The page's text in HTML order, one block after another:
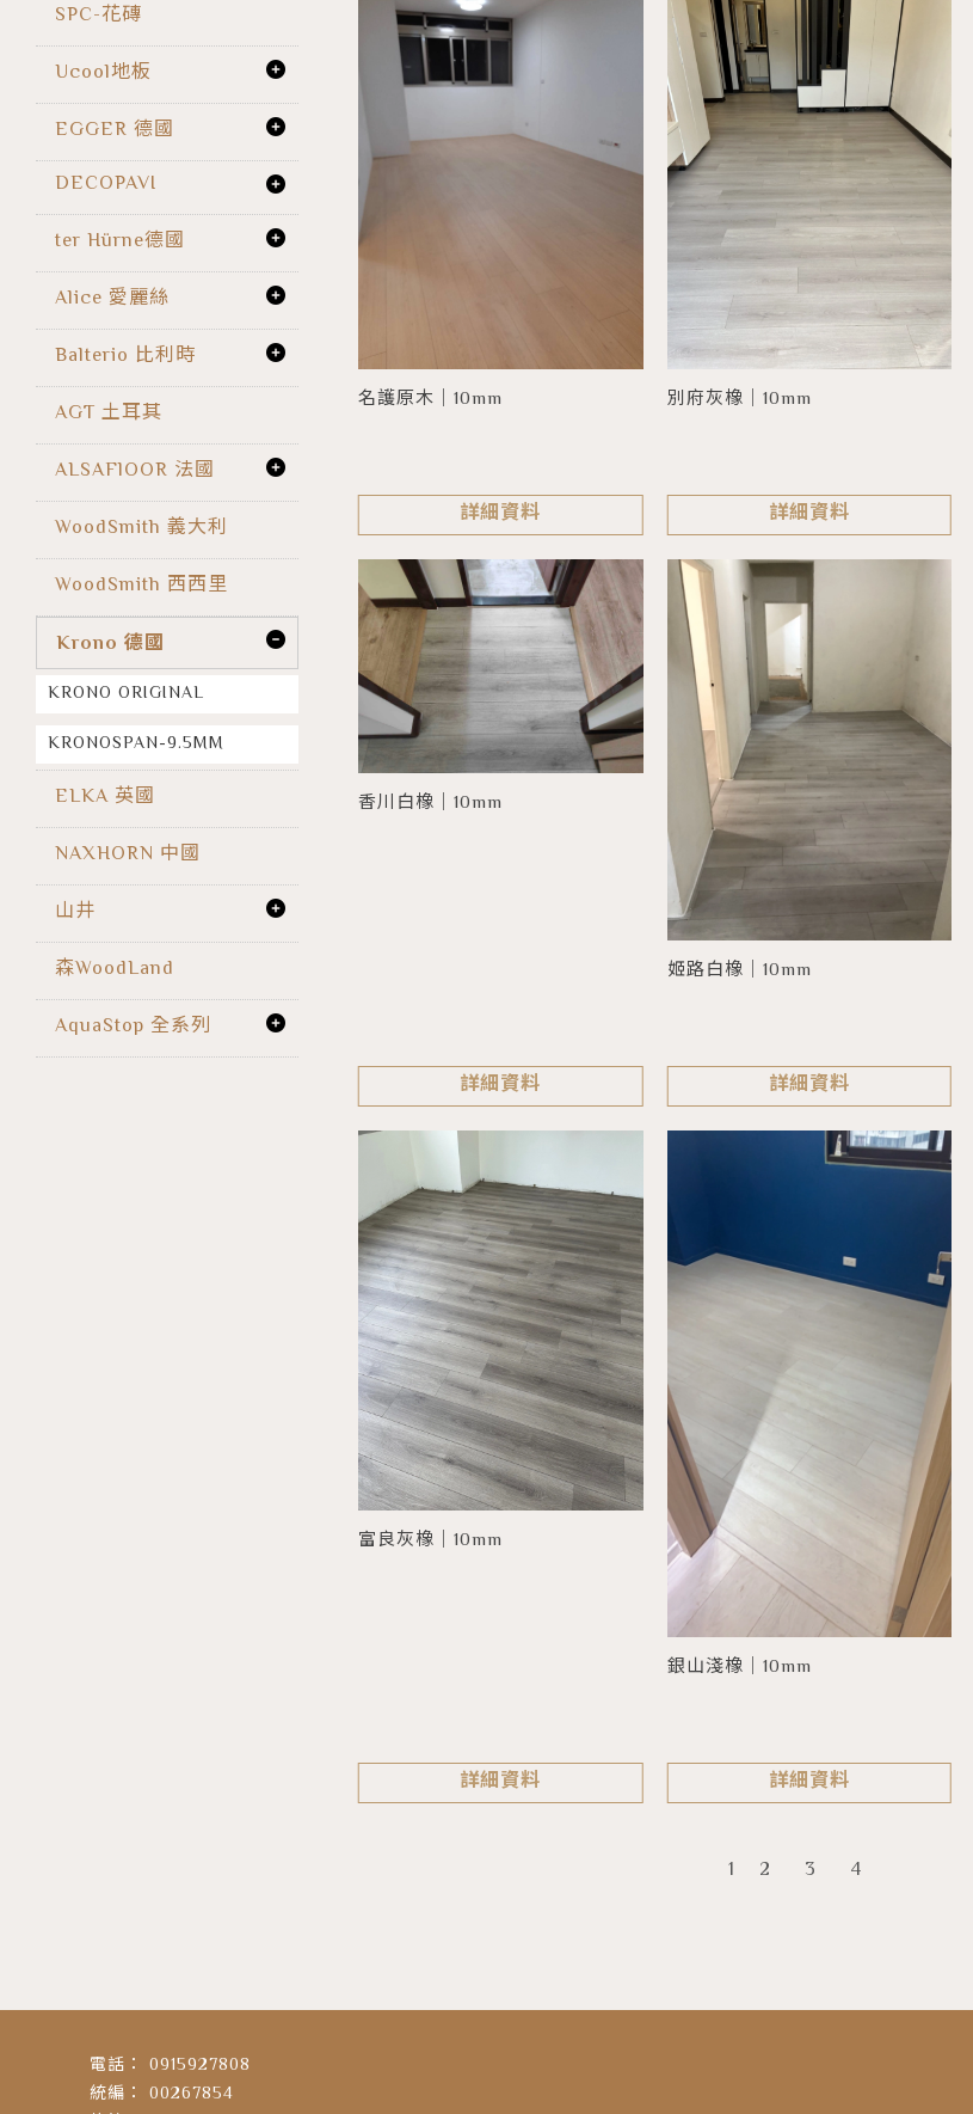
SPC-花磚
Ucool地板
EGGER 德國
DECOPAVI
ter Hürne德國
Alice 愛麗絲
Balterio 比利時
AGT 土耳其
ALSAFlOOR 法國
WoodSmith 義大利
WoodSmith 西西里
Krono 德國
KRONO ORIGINAL
KRONOSPAN-9.5MM
ELKA 英國
NAXHORN 中國
山井
森WoodLand
AquaStop 全系列
名護原木｜10mm
詳細資料
別府灰橡｜10mm
詳細資料
香川白橡｜10mm
詳細資料
姬路白橡｜10mm
詳細資料
富良灰橡｜10mm
詳細資料
銀山淺橡｜10mm
詳細資料
1 2 3 4
0915927808
00267854